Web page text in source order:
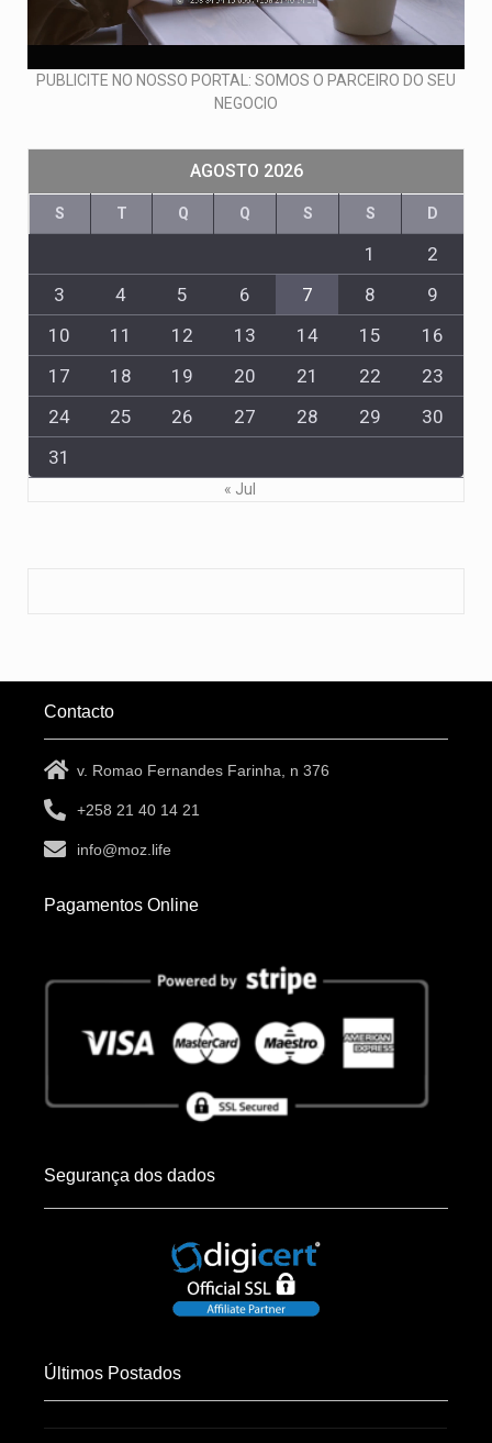
PUBLICITE NO NOSSO PORTAL: SOMOS O PARCEIRO DO SEU
NEGOCIO
AGOSTO 2026
S T Q Q S S D
1
2
3
4 5 6 7 8
9
10
11 12 13 14 15
16
17
18 19 20 21 22
23
24
25 26 27 28 29
30
31
« Jul
Contacto
v. Romao Fernandes Farinha, n 376
+258 21 40 14 21
info@moz.life
Pagamentos Online
Segurança dos dados
Últimos Postados